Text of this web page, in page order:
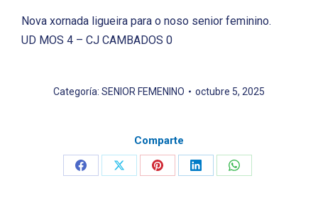
Nova xornada ligueira para o noso senior feminino.
UD MOS 4 – CJ CAMBADOS 0
Categoría: SENIOR FEMENINO octubre 5, 2025
Comparte
Share
Share
Share
Share
Share